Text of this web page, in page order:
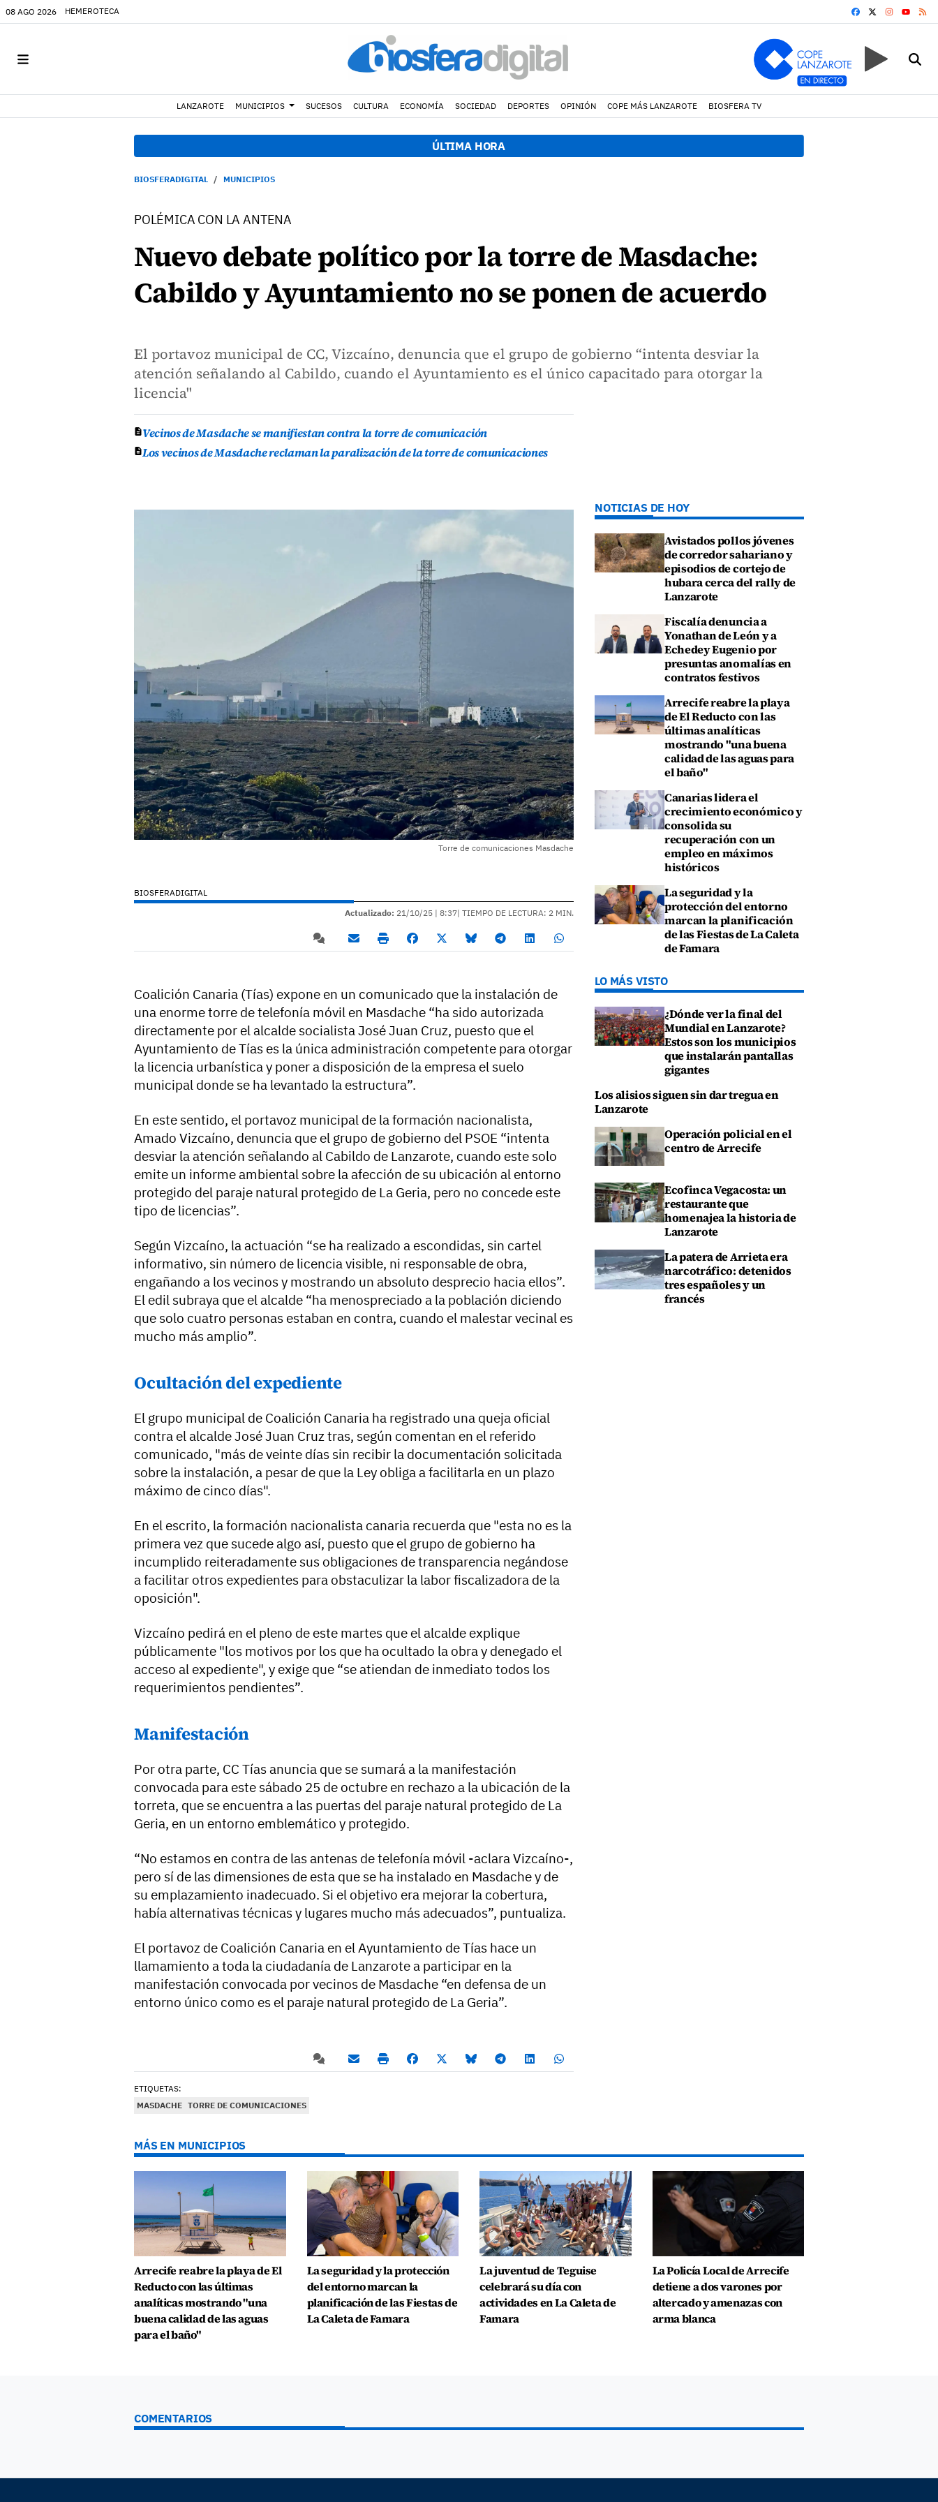
08 AGO 2026 HEMEROTECA FACEBOOK
YOUTUBE
LANZAROTE MUNICIPIOS SUCESOS CULTURA ECONOMÍA SOCIEDAD DEPORTES OPINIÓN COPE MÁS LANZAROTE BIOSFERA TV
ÚLTIMA HORA
BIOSFERADIGITAL MUNICIPIOS
POLÉMICA CON LA ANTENA
Nuevo debate político por la torre de Masdache:
Cabildo y Ayuntamiento no se ponen de acuerdo
El portavoz municipal de CC, Vizcaíno, denuncia que el grupo de gobierno “intenta desviar la
atención señalando al Cabildo, cuando el Ayuntamiento es el único capacitado para otorgar la
licencia"
Vecinos de Masdache se manifiestan contra la torre de comunicación
Los vecinos de Masdache reclaman la paralización de la torre de comunicaciones
Torre de comunicaciones Masdache
BIOSFERADIGITAL
Actualizado: 21/10/25 | 8:37| TIEMPO DE LECTURA: 2 MIN.
Coalición Canaria (Tías) expone en un comunicado que la instalación de
una enorme torre de telefonía móvil en Masdache “ha sido autorizada
directamente por el alcalde socialista José Juan Cruz, puesto que el
Ayuntamiento de Tías es la única administración competente para otorgar
la licencia urbanística y poner a disposición de la empresa el suelo
municipal donde se ha levantado la estructura”.
En este sentido, el portavoz municipal de la formación nacionalista,
Amado Vizcaíno, denuncia que el grupo de gobierno del PSOE “intenta
desviar la atención señalando al Cabildo de Lanzarote, cuando este solo
emite un informe ambiental sobre la afección de su ubicación al entorno
protegido del paraje natural protegido de La Geria, pero no concede este
tipo de licencias”.
Según Vizcaíno, la actuación “se ha realizado a escondidas, sin cartel
informativo, sin número de licencia visible, ni responsable de obra,
engañando a los vecinos y mostrando un absoluto desprecio hacia ellos”.
El edil subraya que el alcalde “ha menospreciado a la población diciendo
que solo cuatro personas estaban en contra, cuando el malestar vecinal es
mucho más amplio”.
Ocultación del expediente
El grupo municipal de Coalición Canaria ha registrado una queja oficial
contra el alcalde José Juan Cruz tras, según comentan en el referido
comunicado, "más de veinte días sin recibir la documentación solicitada
sobre la instalación, a pesar de que la Ley obliga a facilitarla en un plazo
máximo de cinco días".
En el escrito, la formación nacionalista canaria recuerda que "esta no es la
primera vez que sucede algo así, puesto que el grupo de gobierno ha
incumplido reiteradamente sus obligaciones de transparencia negándose
a facilitar otros expedientes para obstaculizar la labor fiscalizadora de la
oposición".
Vizcaíno pedirá en el pleno de este martes que el alcalde explique
públicamente "los motivos por los que ha ocultado la obra y denegado el
acceso al expediente", y exige que “se atiendan de inmediato todos los
requerimientos pendientes”.
Manifestación
Por otra parte, CC Tías anuncia que se sumará a la manifestación
convocada para este sábado 25 de octubre en rechazo a la ubicación de la
torreta, que se encuentra a las puertas del paraje natural protegido de La
Geria, en un entorno emblemático y protegido.
“No estamos en contra de las antenas de telefonía móvil -aclara Vizcaíno-,
pero sí de las dimensiones de esta que se ha instalado en Masdache y de
su emplazamiento inadecuado. Si el objetivo era mejorar la cobertura,
había alternativas técnicas y lugares mucho más adecuados”, puntualiza.
El portavoz de Coalición Canaria en el Ayuntamiento de Tías hace un
llamamiento a toda la ciudadanía de Lanzarote a participar en la
manifestación convocada por vecinos de Masdache “en defensa de un
entorno único como es el paraje natural protegido de La Geria”.
ETIQUETAS:
MASDACHE TORRE DE COMUNICACIONES
NOTICIAS DE HOY
Avistados pollos jóvenes
de corredor sahariano y
episodios de cortejo de
hubara cerca del rally de
Lanzarote
Fiscalía denuncia a
Yonathan de León y a
Echedey Eugenio por
presuntas anomalías en
contratos festivos
Arrecife reabre la playa
de El Reducto con las
últimas analíticas
mostrando "una buena
calidad de las aguas para
el baño"
Canarias lidera el
crecimiento económico y
consolida su
recuperación con un
empleo en máximos
históricos
La seguridad y la
protección del entorno
marcan la planificación
de las Fiestas de La Caleta
de Famara
LO MÁS VISTO
¿Dónde ver la final del
Mundial en Lanzarote?
Estos son los municipios
que instalarán pantallas
gigantes
Los alisios siguen sin dar tregua en
Lanzarote
Operación policial en el
centro de Arrecife
Ecofinca Vegacosta: un
restaurante que
homenajea la historia de
Lanzarote
La patera de Arrieta era
narcotráfico: detenidos
tres españoles y un
francés
MÁS EN MUNICIPIOS
Arrecife reabre la playa de El
Reducto con las últimas
analíticas mostrando "una
buena calidad de las aguas
para el baño"
La seguridad y la protección
del entorno marcan la
planificación de las Fiestas de
La Caleta de Famara
La juventud de Teguise
celebrará su día con
actividades en La Caleta de
Famara
La Policía Local de Arrecife
detiene a dos varones por
altercado y amenazas con
arma blanca
COMENTARIOS